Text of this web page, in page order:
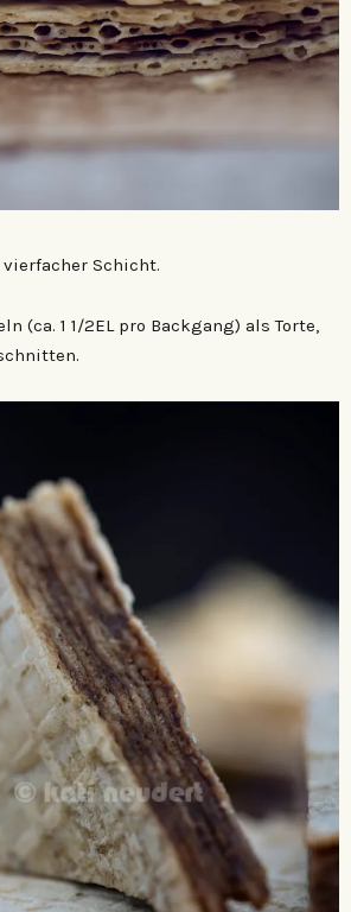
vierfacher Schicht.
(ca. 1 1/2EL pro Backgang) als Torte,